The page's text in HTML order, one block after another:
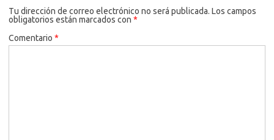
Tu dirección de correo electrónico no será publicada. Los campos
obligatorios están marcados con *
Comentario *